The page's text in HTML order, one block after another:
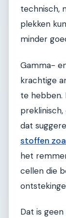
technisch,
plekken
minder
Gamma-
krachtige
te hebben.
dat
stoffen
het
cellen die
Dat is